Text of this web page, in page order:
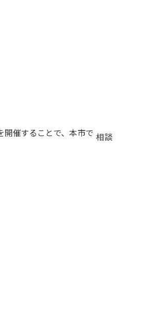
催することで、本市で 相談